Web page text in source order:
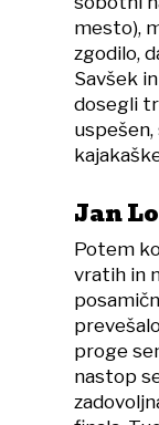
mesto),
zgodilo,
Savšek
dosegli
Jan
Potem
vratih in
proge
nastop